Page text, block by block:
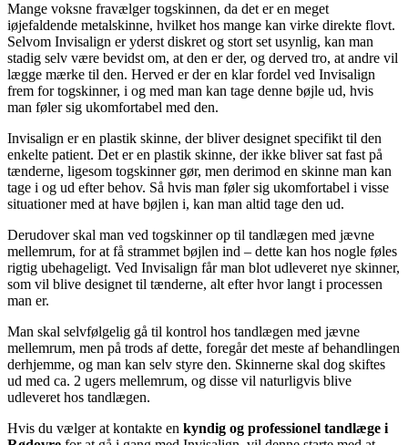
Mange voksne fravælger togskinnen, da det er en meget
iøjefaldende metalskinne, hvilket hos mange kan virke direkte flovt.
Selvom Invisalign er yderst diskret og stort set usynlig, kan man
stadig selv være bevidst om, at den er der, og derved tro, at andre vil
lægge mærke til den. Herved er der en klar fordel ved Invisalign
frem for togskinner, i og med man kan tage denne bøjle ud, hvis
man føler sig ukomfortabel med den.
Invisalign er en plastik skinne, der bliver designet specifikt til den
enkelte patient. Det er en plastik skinne, der ikke bliver sat fast på
tænderne, ligesom togskinner gør, men derimod en skinne man kan
tage i og ud efter behov. Så hvis man føler sig ukomfortabel i visse
situationer med at have bøjlen i, kan man altid tage den ud.
Derudover skal man ved togskinner op til tandlægen med jævne
mellemrum, for at få strammet bøjlen ind – dette kan hos nogle føles
rigtig ubehageligt. Ved Invisalign får man blot udleveret nye skinner,
som vil blive designet til tænderne, alt efter hvor langt i processen
man er.
Man skal selvfølgelig gå til kontrol hos tandlægen med jævne
mellemrum, men på trods af dette, foregår det meste af behandlingen
derhjemme, og man kan selv styre den. Skinnerne skal dog skiftes
ud med ca. 2 ugers mellemrum, og disse vil naturligvis blive
udleveret hos tandlægen.
Hvis du vælger at kontakte en kyndig og professionel tandlæge i